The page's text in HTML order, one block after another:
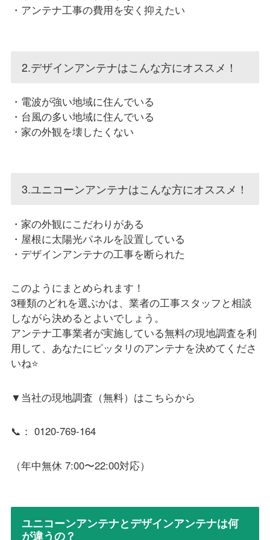
・アンテナ工事の費用を安く抑えたい
2.デザインアンテナはこんな方にオススメ！
・電波が強い地域に住んでいる
・台風の多い地域に住んでいる
・家の外観を壊したくない
3.ユニコーンアンテナはこんな方にオススメ！
・家の外観にこだわりがある
・屋根に太陽光パネルを設置している
・デザインアンテナの工事を断られた
このようにまとめられます！
3種類のどれを選ぶかは、業者の工事スタッフと相談
しながら決めるとよいでしょう。
アンテナ工事業者が実施している無料の現地調査を利
用して、あなたにピッタリのアンテナを決めてくださ
いね⭐️
▼当社の現地調査（無料）はこちらから
📞： 0120-769-164
（年中無休 7:00〜22:00対応）
ユニコーンアンテナとデザインアンテナは何
が違うの？